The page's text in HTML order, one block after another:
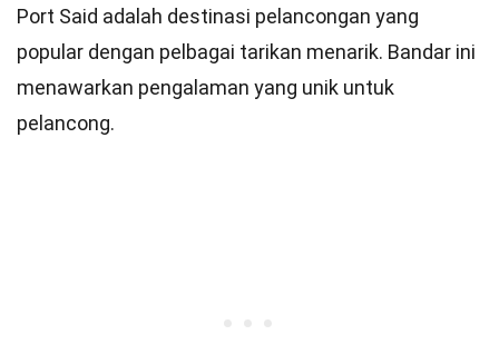
Port Said adalah destinasi pelancongan yang
popular dengan pelbagai tarikan menarik. Bandar ini
menawarkan pengalaman yang unik untuk
pelancong.